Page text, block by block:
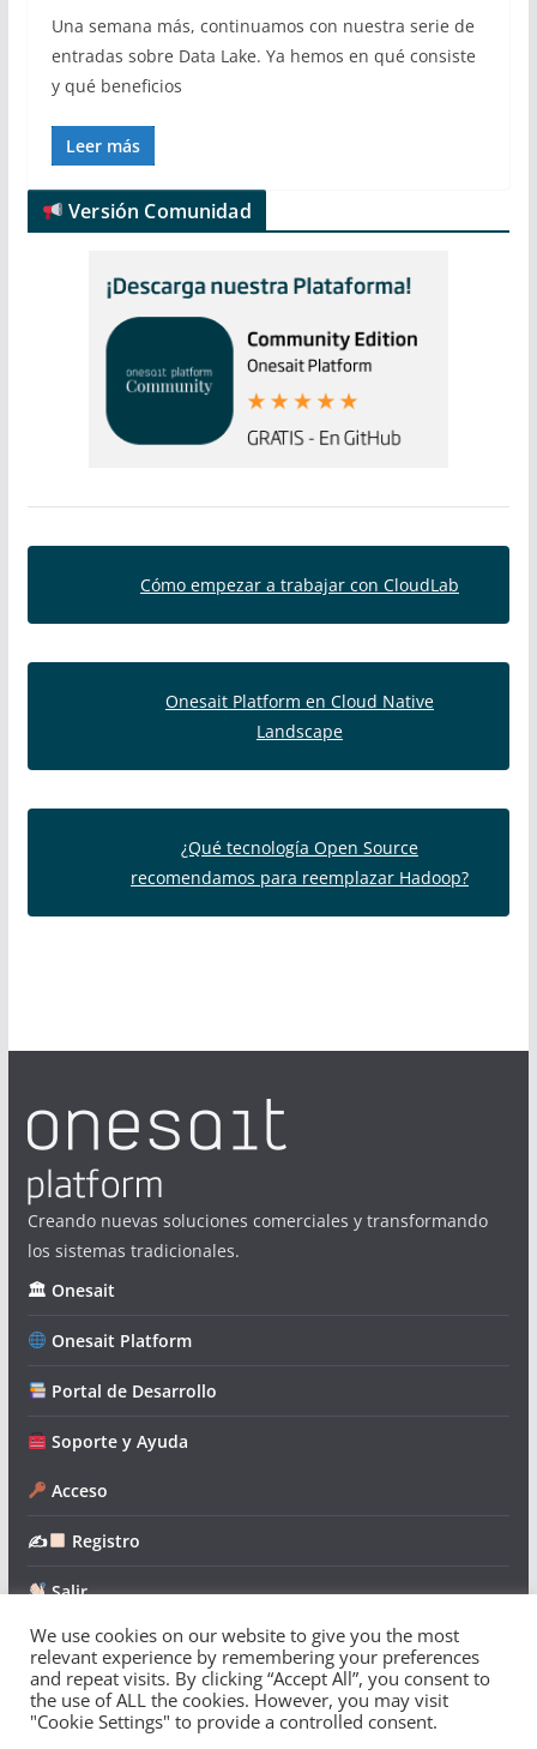
Una semana más, continuamos con nuestra serie de
entradas sobre Data Lake. Ya hemos en qué consiste
y qué beneficios
Leer más
Versión Comunidad
Cómo empezar a trabajar con CloudLab
Onesait Platform en Cloud Native
Landscape
¿Qué tecnología Open Source
recomendamos para reemplazar Hadoop?
Creando nuevas soluciones comerciales y transformando
los sistemas tradicionales.
🏛 Onesait
Onesait Platform
Portal de Desarrollo
Soporte y Ayuda
Acceso
✍ Registro
Salir
Copyright © 2026Onesait Platform Community. Todos los
We use cookies on our website to give you the most
relevant experience by remembering your preferences
and repeat visits. By clicking “Accept All”, you consent to
the use of ALL the cookies. However, you may visit
"Cookie Settings" to provide a controlled consent.